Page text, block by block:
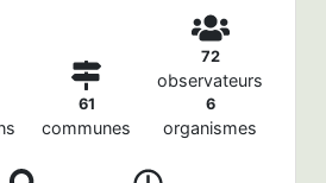
61
communes
72
observateurs
6
organismes